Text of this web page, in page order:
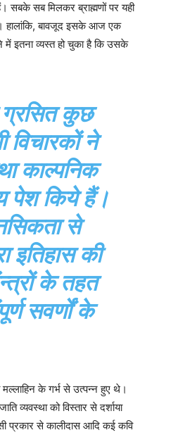
सबके सब मिलकर ब्राह्मणों पर यही
हालांकि, बावजूद इसके आज एक
में इतना व्यस्त हो चुका है कि उसके
ग्रसित कुछ
विचारकों ने
काल्पनिक
पेश किये हैं।
से
इतिहास की
के तहत
सवर्णों के
के गर्भ से उत्पन्न हुए थे।
व्यवस्था को विस्तार से दर्शाया
प्रकार से कालीदास आदि कई कवि